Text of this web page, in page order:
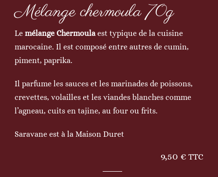
Mélange chermoula 70g
Le mélange Chermoulaest typique de la cuisine
marocaine. Il est composé entre autres de cumin,
piment, paprika.
Il parfume les sauces et les marinades de poissons,
crevettes, volailles et les viandes blanches comme
l’agneau, cuits en tajine, au four ou frits.
Saravane est à la Maison Duret
9,50 € TTC